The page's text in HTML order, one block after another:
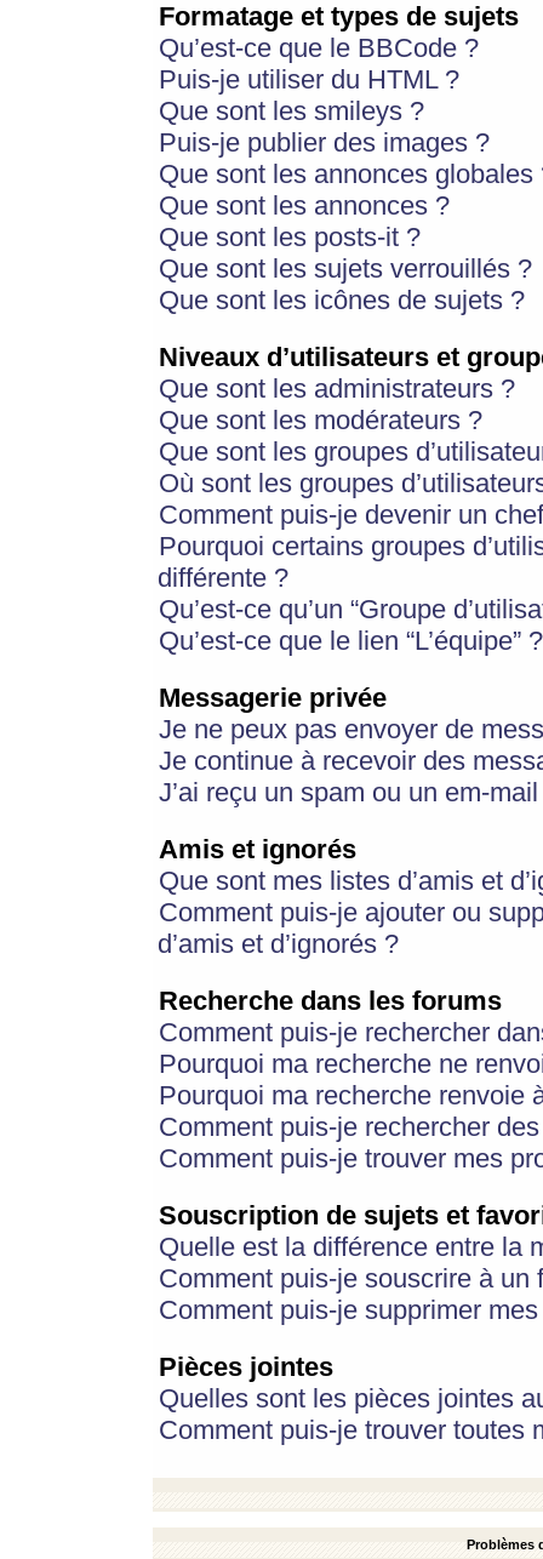
Formatage et types de sujets
Qu’est-ce que le BBCode ?
Puis-je utiliser du HTML ?
Que sont les smileys ?
Puis-je publier des images ?
Que sont les annonces globales
Que sont les annonces ?
Que sont les posts-it ?
Que sont les sujets verrouillés ?
Que sont les icônes de sujets ?
Niveaux d’utilisateurs et
Que sont les administrateurs ?
Que sont les modérateurs ?
Que sont les groupes
Où sont les groupes
Comment puis-je devenir un
Pourquoi certains groupes
différente ?
Qu’est-ce qu’un “Groupe
Qu’est-ce que le lien “L’équipe” ?
Messagerie privée
Je ne peux pas envoyer de
Je continue à recevoir des
J’ai reçu un spam ou un em-
Amis et ignorés
Que sont mes listes d’amis et
Comment puis-je ajouter ou
d’amis et d’ignorés ?
Recherche dans les forums
Comment puis-je rechercher
Pourquoi ma recherche ne
Pourquoi ma recherche renvoie
Comment puis-je rechercher
Comment puis-je trouver mes
Souscription de sujets et
Quelle est la différence entre la
Comment puis-je souscrire à
Comment puis-je supprimer
Pièces jointes
Quelles sont les pièces jointes
Comment puis-je trouver toutes
Problèmes